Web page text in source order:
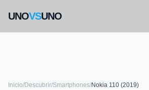
UNOVSUNO
Inicio/Descubrir/Smartphones/Nokia 110 (2019)